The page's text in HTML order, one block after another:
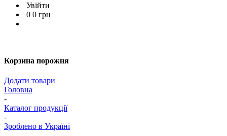
Увійти
0 0 грн
Корзина порожня
Додати товари
Головна
-
Каталог продукції
-
Зроблено в Україні